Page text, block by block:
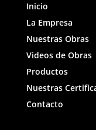
Inicio
La Empresa
Nuestras Obras
Videos de Obras
Productos
Nuestras
Contacto